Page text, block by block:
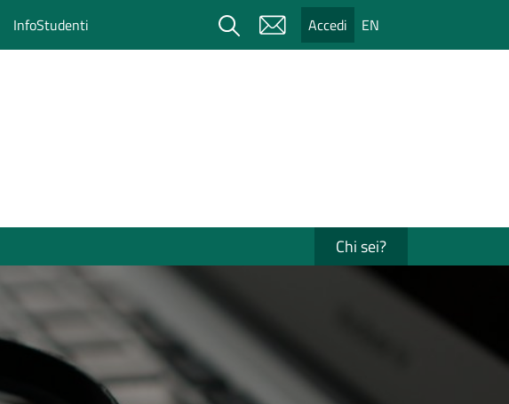
InfoStudenti Cerca Accedi EN
Chi sei?